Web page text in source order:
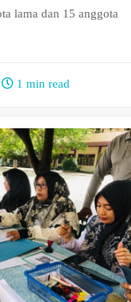
lama dan 15 anggota
1 min read